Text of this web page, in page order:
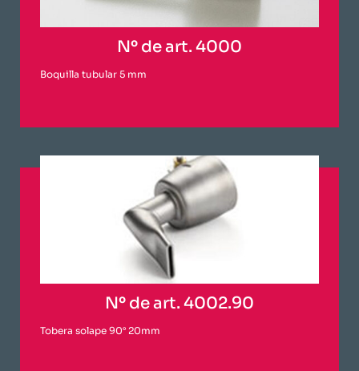
Nº de art. 4000
Boquilla tubular 5 mm
Nº de art. 4002.90
Tobera solape 90° 20mm